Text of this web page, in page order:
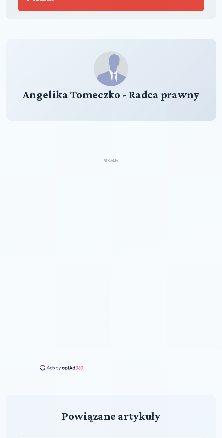
Angelika Tomeczko - Radca prawny
REKLAMA
Powiązane artykuły